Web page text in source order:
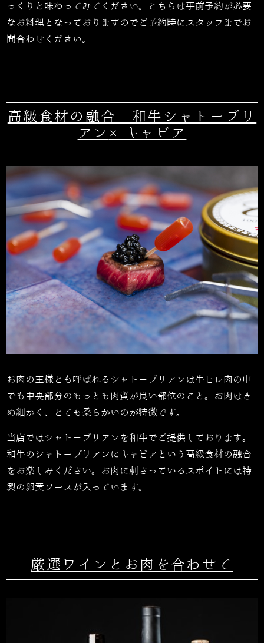
っくりと味わってみてください。こちらは事前予約が必要
なお料理となっておりますのでご予約時にスタッフまでお
問合わせください。
高級食材の融合 和牛シャトーブリ
アン × キャビア
お肉の王様とも呼ばれるシャトーブリアンは牛ヒレ肉の中
でも中央部分のもっとも肉質が良い部位のこと。お肉はき
め細かく、とても柔らかいのが特徴です。
当店ではシャトーブリアンを和牛でご提供しております。
和牛のシャトーブリアンにキャビアという高級食材の融合
をお楽しみください。お肉に刺さっているスポイトには特
製の卵黄ソースが入っています。
厳選ワインとお肉を合わせて